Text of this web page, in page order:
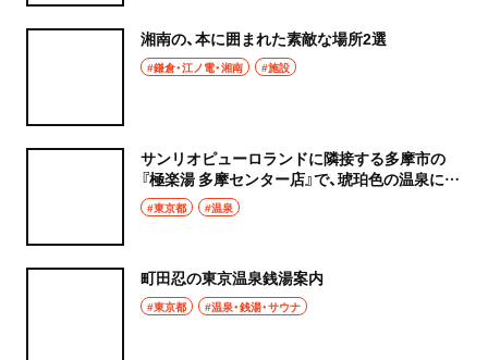
湘南の、本に囲まれた素敵な場所2選
#鎌倉・江ノ電・湘南 #施設
サンリオピューロランドに隣接する多摩市の
『極楽湯 多摩センター店』で、琥珀色の温泉に浸
かる
#東京都 #温泉
町田忍の東京温泉銭湯案内
#東京都 #温泉・銭湯・サウナ